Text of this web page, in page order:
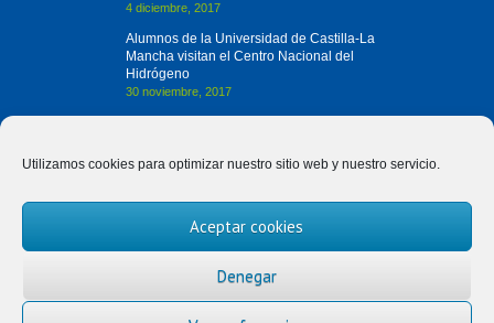
Utilizamos cookies para optimizar nuestro sitio web y nuestro servicio.
Aceptar cookies
Denegar
4 diciembre, 2017
Alumnos de la Universidad de Castilla-La
Mancha visitan el Centro Nacional del
Hidrógeno
30 noviembre, 2017
Contacta con Nosotros
(+34) 926 420 682
divulgah2@cnh2.es
13500 Puertollano (Ciudad Real)